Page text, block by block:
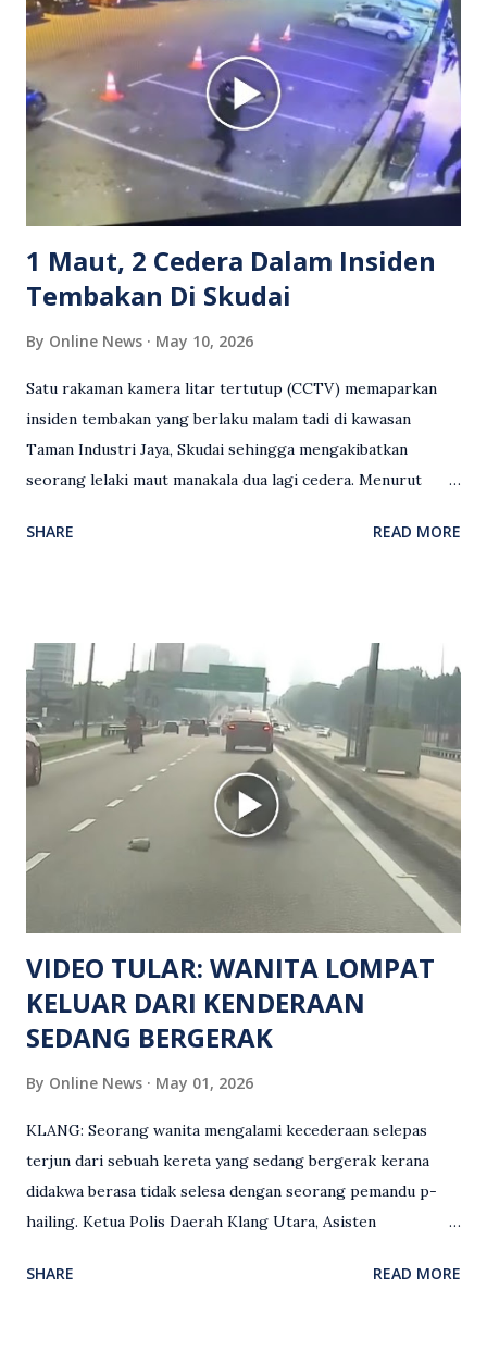
berkenaan kini tular di media sosial dan mendapat pelbagai
reaksi orang ramai. Antara komen orang awam yang tular di
media sosial mengenai insiden tersebut ialah ramai yang
meluahkan rasa marah terhadap tindakan lelaki berkenaan
serta memuji pemandu Grab kerana campur tangan.
Sebahagian netizen turut meminta pihak berkuasa
mengambil tindakan tegas, manakala ada yang bersimpati
terhadap wanita dipercayai menjadi mangs...
1 Maut, 2 Cedera Dalam Insiden
Tembakan Di Skudai
By Online News May 10, 2026
Satu rakaman kamera litar tertutup (CCTV) memaparkan
insiden tembakan yang berlaku malam tadi di kawasan
Taman Industri Jaya, Skudai sehingga mengakibatkan
seorang lelaki maut manakala dua lagi cedera. Menurut
kejadian berlaku sekitar jam 11 malam dan pihak polis
hiburan di kawasan berkenaan. Seorang mangsa disahkan
meninggal dunia di lokasi kejadian akibat terkena tembakan,
manakala seorang lagi mangsa mengalami kecederaan.
Turut dipercayai terdapat seorang lagi individu cedera
namun identitinya masih belum dikenal pasti selepas dibawa
keluar dari lokasi oleh kenalannya. Polis kini sedang giat
mengesan dua suspek yang masih bebas bagi membantu
siasatan lanjut. Kes disiasat mengikut Seksyen 302 Kanun
Keseksaan kerana membunuh. Orang ramai yang mempunyai
maklumat diminta t...
SHARE READ MORE
VIDEO TULAR: WANITA LOMPAT
KELUAR DARI KENDERAAN
SEDANG BERGERAK
By Online News May 01, 2026
KLANG: Seorang wanita mengalami kecederaan selepas
terjun dari sebuah kereta yang sedang bergerak kerana
didakwa berasa tidak selesa dengan seorang pemandu p-
hailing. Ketua Polis Daerah Klang Utara, Asisten
(2 Mei), berkata pemandu berusia 47 tahun itu telah
SHARE READ MORE